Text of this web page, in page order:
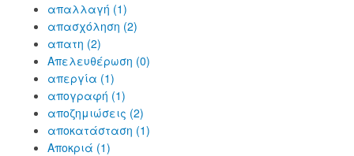
απαλλαγή (1)
απασχόληση (2)
απατη (2)
Απελευθέρωση (0)
απεργία (1)
απογραφή (1)
αποζημιώσεις (2)
αποκατάσταση (1)
Αποκριά (1)